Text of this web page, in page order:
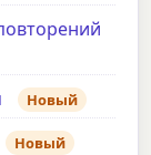
Новый
Новый